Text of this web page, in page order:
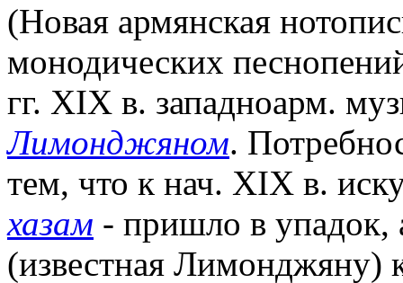
(Новая армянская
монодических
гг. XIX в. западноарм.
Лимонджяном.
тем, что к нач. XIX в.
хазам - пришло в упадок,
(известная Лимонджяну)